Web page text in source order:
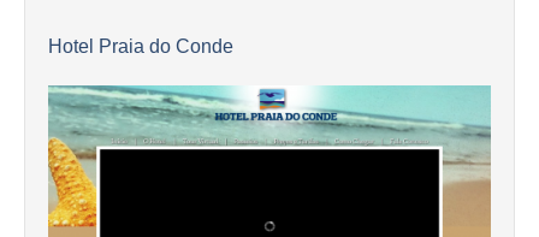
Hotel Praia do Conde